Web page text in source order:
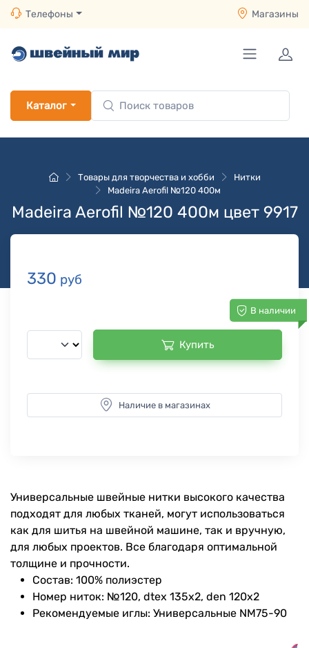
Телефоны Магазины
Каталог
Товары для творчества и хобби
Нитки
Madeira Aerofil №120 400м
Madeira Aerofil №120 400м цвет 9917
330 руб
В наличии
Купить
Наличие в магазинах
Универсальные швейные нитки высокого качества
подходят для любых тканей, могут использоваться
как для шитья на швейной машине, так и вручную,
для любых проектов. Все благодаря оптимальной
толщине и прочности.
Состав: 100% полиэстер
Номер ниток: №120, dtex 135x2, den 120x2
Рекомендуемые иглы: Универсальные NM75-90